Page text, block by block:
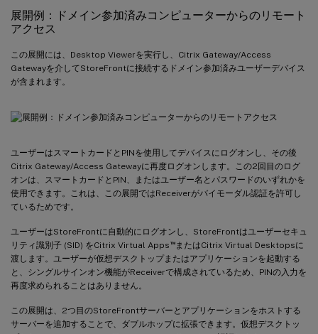
展開例：ドメイン参加済みコンピューターからのリモート
アクセス
この展開には、Desktop Viewerを実行し、Citrix Gateway/Access
Gatewayを介してStoreFrontに接続するドメイン参加済みユーザーデバイス
が含まれます。
ユーザーはスマートカードとPINを使用してデバイスにログオンし、その後
Citrix Gateway/Access Gatewayに再度ログオンします。この2回目のログ
オンは、スマートカードとPIN、またはユーザー名とパスワードのいずれかを
使用できます。これは、この展開ではReceiverがバイモーダル認証を許可し
ているためです。
ユーザーはStoreFrontに自動的にログオンし、StoreFrontはユーザーセキュ
リティ識別子 (SID) をCitrix Virtual Apps ™またはCitrix Virtual Desktopsに
渡します。ユーザーが仮想デスクトップまたはアプリケーションを起動する
と、シングルサインオン機能がReceiverで構成されているため、PINの入力を
再度求められることはありません。
この展開は、2つ目のStoreFrontサーバーとアプリケーションをホストする
サーバーを追加することで、ダブルホップに拡張できます。仮想デスクトッ